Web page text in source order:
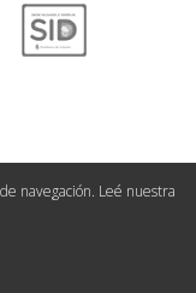
navegación. Leé nuestra